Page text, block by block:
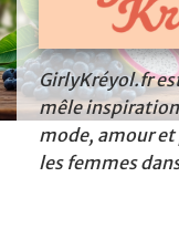
GirlyKréyol.fr
mêle
mode, amour
les femmes